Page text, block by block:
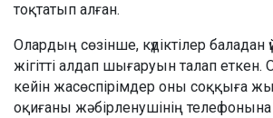
тоқтатып алған.
Олардың сөзінше, күдіктілер баладан
жігітті алдап шығаруын талап еткен.
кейін жасөспірімдер оны соққыға
оқиғаны жәбірленушінің телефонына